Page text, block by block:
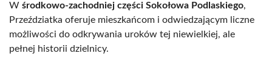
W środkowo-zachodniej części Sokołowa Podlaskiego,
Przeździatka oferuje mieszkańcom i odwiedzającym liczne
możliwości do odkrywania uroków tej niewielkiej, ale
pełnej historii dzielnicy.